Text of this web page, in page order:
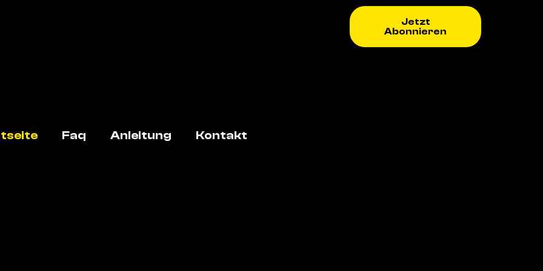
Faq Anleitung Kontakt
Jetzt
Abonnieren